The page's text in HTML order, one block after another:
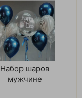
Набор шаров
мужчине